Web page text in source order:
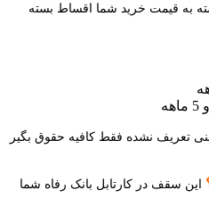
به قیمت خرید شما اقساط بسته
تعریف نشده فقط کافیه حقوق بگیر
این سقف در کارتابل بانک رفاه شما